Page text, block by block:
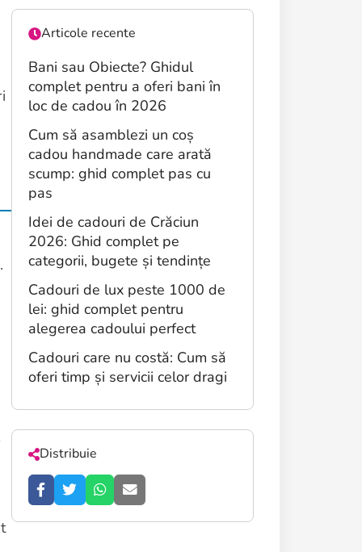
Articole recente
Bani sau Obiecte? Ghidul
complet pentru a oferi bani în
loc de cadou în 2026
Cum să asamblezi un coș
cadou handmade care arată
scump: ghid complet pas cu
pas
Idei de cadouri de Crăciun
2026: Ghid complet pe
categorii, bugete și tendințe
Cadouri de lux peste 1000 de
lei: ghid complet pentru
alegerea cadoului perfect
Cadouri care nu costă: Cum să
oferi timp și servicii celor dragi
Distribuie